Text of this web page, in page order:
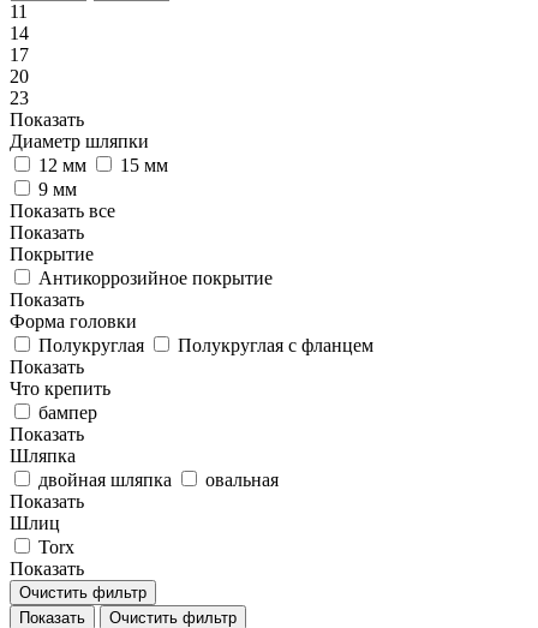
11
14
17
20
23
Показать
Диаметр шляпки
12 мм
15 мм
9 мм
Показать все
Показать
Покрытие
Антикоррозийное покрытие
Показать
Форма головки
Полукруглая
Полукруглая с фланцем
Показать
Что крепить
бампер
Показать
Шляпка
двойная шляпка
овальная
Показать
Шлиц
Torx
Показать
Очистить фильтр
Показать
Очистить фильтр